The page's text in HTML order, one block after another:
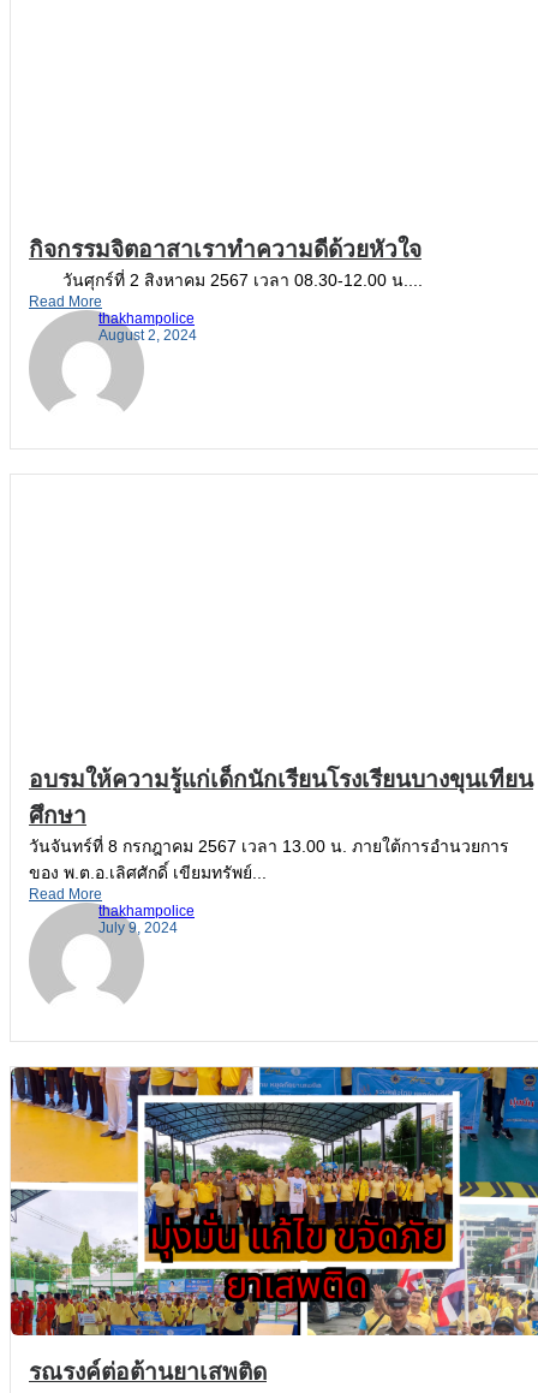
กิจกรรมจิตอาสาเราทำความดีด้วยหัวใจ
วันศุกร์ที่ 2 สิงหาคม 2567 เวลา 08.30-12.00 น....
Read More
thakhampolice
August 2, 2024
อบรมให้ความรู้แก่เด็กนักเรียนโรงเรียนบางขุนเทียน
ศึกษา
วันจันทร์ที่ 8 กรกฎาคม 2567 เวลา 13.00 น. ภายใต้การอำนวยการ
ของ พ.ต.อ.เลิศศักดิ์ เขียมทรัพย์...
Read More
thakhampolice
July 9, 2024
รณรงค์ต่อต้านยาเสพติด